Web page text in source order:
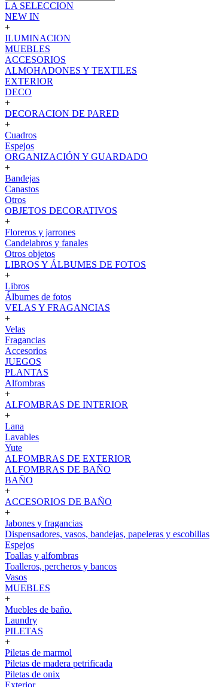
LA SELECCION
NEW IN
+
ILUMINACION
MUEBLES
ACCESORIOS
ALMOHADONES Y TEXTILES
EXTERIOR
DECO
+
DECORACION DE PARED
+
Cuadros
Espejos
ORGANIZACIÓN Y GUARDADO
+
Bandejas
Canastos
Otros
OBJETOS DECORATIVOS
+
Floreros y jarrones
Candelabros y fanales
Otros objetos
LIBROS Y ÁLBUMES DE FOTOS
+
Libros
Álbumes de fotos
VELAS Y FRAGANCIAS
+
Velas
Fragancias
Accesorios
JUEGOS
PLANTAS
Alfombras
+
ALFOMBRAS DE INTERIOR
+
Lana
Lavables
Yute
ALFOMBRAS DE EXTERIOR
ALFOMBRAS DE BAÑO
BAÑO
+
ACCESORIOS DE BAÑO
+
Jabones y fragancias
Dispensadores, vasos, bandejas, papeleras y escobillas
Espejos
Toallas y alfombras
Toalleros, percheros y bancos
Vasos
MUEBLES
+
Muebles de baño.
Laundry
PILETAS
+
Piletas de marmol
Piletas de madera petrificada
Piletas de onix
Exterior